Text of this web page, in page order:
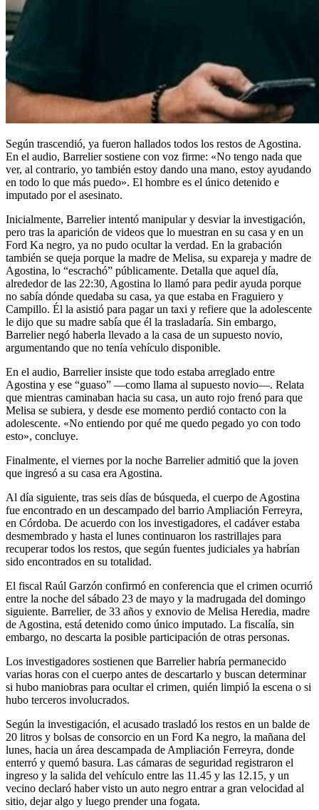
Según trascendió, ya fueron hallados todos los restos de Agostina.
En el audio, Barrelier sostiene con voz firme: «No tengo nada que
ver, al contrario, yo también estoy dando una mano, estoy ayudando
en todo lo que más puedo». El hombre es el único detenido e
imputado por el asesinato.
Inicialmente, Barrelier intentó manipular y desviar la investigación,
pero tras la aparición de videos que lo muestran en su casa y en un
Ford Ka negro, ya no pudo ocultar la verdad. En la grabación
también se queja porque la madre de Melisa, su expareja y madre de
Agostina, lo “escrachó” públicamente. Detalla que aquel día,
alrededor de las 22:30, Agostina lo llamó para pedir ayuda porque
no sabía dónde quedaba su casa, ya que estaba en Fraguiero y
Campillo. Él la asistió para pagar un taxi y refiere que la adolescente
le dijo que su madre sabía que él la trasladaría. Sin embargo,
Barrelier negó haberla llevado a la casa de un supuesto novio,
argumentando que no tenía vehículo disponible.
En el audio, Barrelier insiste que todo estaba arreglado entre
Agostina y ese “guaso” —como llama al supuesto novio—. Relata
que mientras caminaban hacia su casa, un auto rojo frenó para que
Melisa se subiera, y desde ese momento perdió contacto con la
adolescente. «No entiendo por qué me quedo pegado yo con todo
esto», concluye.
Finalmente, el viernes por la noche Barrelier admitió que la joven
que ingresó a su casa era Agostina.
Al día siguiente, tras seis días de búsqueda, el cuerpo de Agostina
fue encontrado en un descampado del barrio Ampliación Ferreyra,
en Córdoba. De acuerdo con los investigadores, el cadáver estaba
desmembrado y hasta el lunes continuaron los rastrillajes para
recuperar todos los restos, que según fuentes judiciales ya habrían
sido encontrados en su totalidad.
El fiscal Raúl Garzón confirmó en conferencia que el crimen ocurrió
entre la noche del sábado 23 de mayo y la madrugada del domingo
siguiente. Barrelier, de 33 años y exnovio de Melisa Heredia, madre
de Agostina, está detenido como único imputado. La fiscalía, sin
embargo, no descarta la posible participación de otras personas.
Los investigadores sostienen que Barrelier habría permanecido
varias horas con el cuerpo antes de descartarlo y buscan determinar
si hubo maniobras para ocultar el crimen, quién limpió la escena o si
hubo terceros involucrados.
Según la investigación, el acusado trasladó los restos en un balde de
20 litros y bolsas de consorcio en un Ford Ka negro, la mañana del
lunes, hacia un área descampada de Ampliación Ferreyra, donde
enterró y quemó basura. Las cámaras de seguridad registraron el
ingreso y la salida del vehículo entre las 11.45 y las 12.15, y un
vecino declaró haber visto un auto negro entrar a gran velocidad al
sitio, dejar algo y luego prender una fogata.